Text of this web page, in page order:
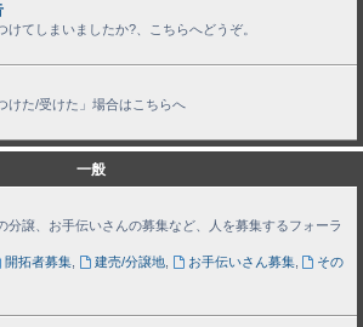
けてしまいましたか?、こちらへどうぞ。
けた/受けた」場合はこちらへ
一般
分譲、お手伝いさんの募集など、人を募集するフォーラ
開拓者募集, 建売/分譲地, お手伝いさん募集,
その